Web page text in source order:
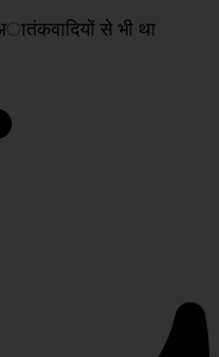
से भी था